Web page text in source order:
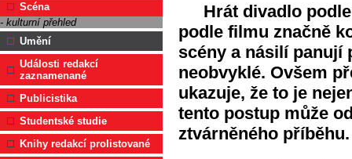
Scéna
- kulturní přehled
Umění
Události redakcí
zaznamenané
Publicistika
Studentské studie
Knihy redakcí prolistované
Hrát divadlo
podle filmu značně
scény a násilí panují
neobvyklé. Ovšem
ukazuje, že to je
tento postup může
ztvárněného příběhu.